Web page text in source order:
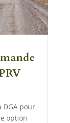
DGA pour
option